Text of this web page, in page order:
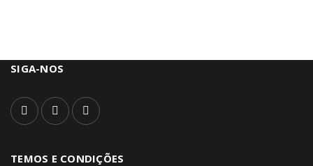
SIGA-NOS
TEMOS E CONDIÇÕES